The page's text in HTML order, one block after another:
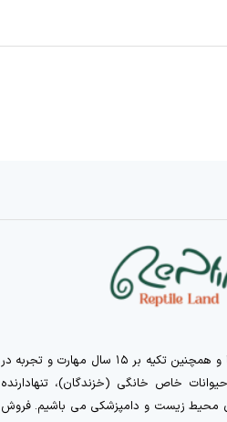
همگام با تکنولوژی روز دنیا و همچنین تکیه بر ۱۵ سال مهارت و تجربه در
خاص خانگی (خزندگان)، تنهادارنده
محیط زیست و دامپزشکی می باشیم. فروش